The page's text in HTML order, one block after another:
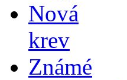
Nová
krev
Známé